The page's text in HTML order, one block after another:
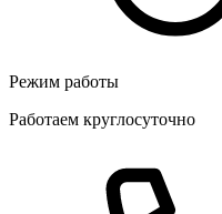
Режим работы
Работаем круглосуточно